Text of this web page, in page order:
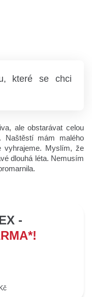
které se chci
ale obstarávat celou
Naštěstí mám malého
vyhrajeme. Myslím, že
dlouhá léta. Nemusím
-